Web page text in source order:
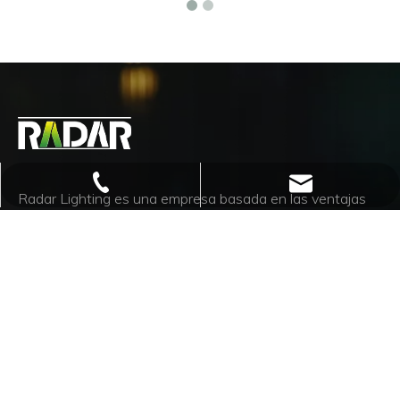
Radar Lighting es una empresa basada en las ventajas